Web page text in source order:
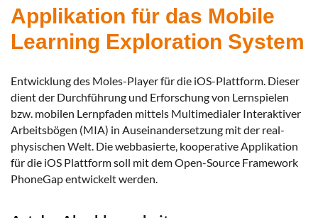
Applikation für das Mobile
Learning Exploration System
Entwicklung des Moles-Player für die iOS-Plattform. Dieser
dient der Durchführung und Erforschung von Lernspielen
bzw. mobilen Lernpfaden mittels Multimedialer Interaktiver
Arbeitsbögen (MIA) in Auseinandersetzung mit der real-
physischen Welt. Die webbasierte, kooperative Applikation
für die iOS Plattform soll mit dem Open-Source Framework
PhoneGap entwickelt werden.